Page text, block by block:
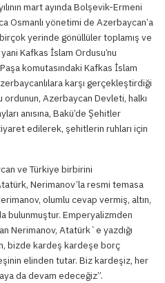
mart ayında Bolşevik-Ermeni
Osmanlı yönetimi de Azerbaycan’a
birçok yerinde gönüllüler toplamış ve
Kafkas İslam Ordusu’nu
komutasındaki Kafkas İslam
karşı gerçekleştirdiği
ordunun, Azerbaycan Devleti, halkı
anısına, Bakü’de Şehitler
edilerek, şehitlerin ruhları için
ve Türkiye birbirini
Nerimanov’la resmi temasa
olumlu cevap vermiş, altın,
bulunmuştur. Emperyalizmden
Nerimanov, Atatürk`e yazdığı
bizde kardeş kardeşe borç
elinden tutar. Biz kardeşiz, her
da devam edeceğiz”.